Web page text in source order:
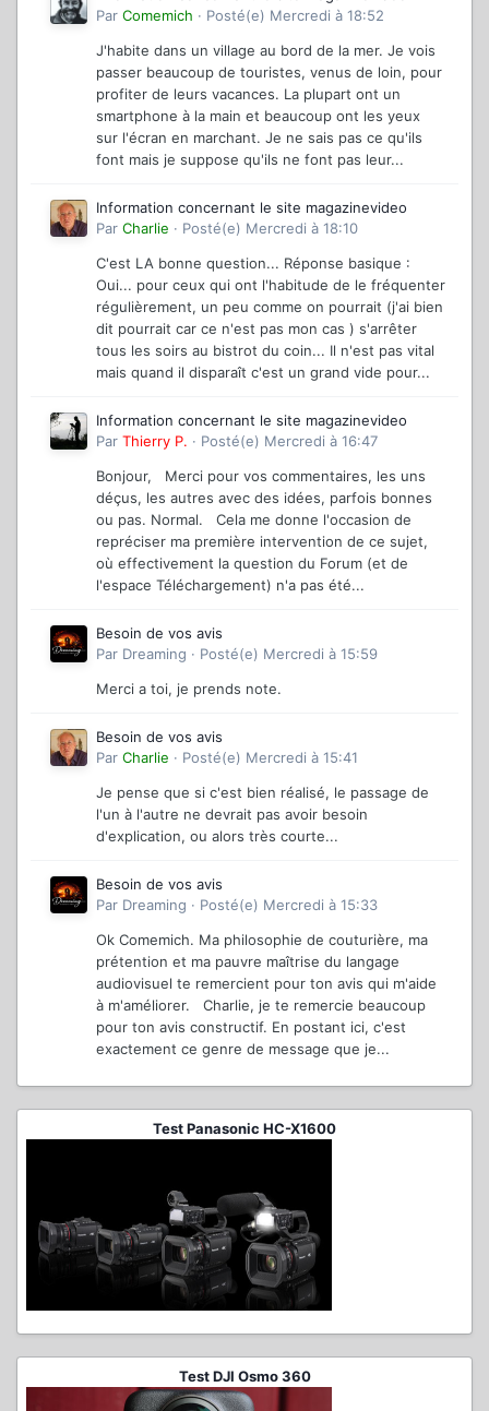
Par Comemich · Posté(e) Mercredi à 18:52
J'habite dans un village au bord de la mer. Je vois
passer beaucoup de touristes, venus de loin, pour
profiter de leurs vacances. La plupart ont un
smartphone à la main et beaucoup ont les yeux
sur l'écran en marchant. Je ne sais pas ce qu'ils
font mais je suppose qu'ils ne font pas leur...
Information concernant le site magazinevideo
Par Charlie · Posté(e) Mercredi à 18:10
C'est LA bonne question... Réponse basique :
Oui... pour ceux qui ont l'habitude de le fréquenter
régulièrement, un peu comme on pourrait (j'ai bien
dit pourrait car ce n'est pas mon cas ) s'arrêter
tous les soirs au bistrot du coin... Il n'est pas vital
mais quand il disparaît c'est un grand vide pour...
Information concernant le site magazinevideo
Par Thierry P. · Posté(e) Mercredi à 16:47
Bonjour, Merci pour vos commentaires, les uns
déçus, les autres avec des idées, parfois bonnes
ou pas. Normal. Cela me donne l'occasion de
repréciser ma première intervention de ce sujet,
où effectivement la question du Forum (et de
l'espace Téléchargement) n'a pas été...
Besoin de vos avis
Par Dreaming · Posté(e) Mercredi à 15:59
Merci a toi, je prends note.
Besoin de vos avis
Par Charlie · Posté(e) Mercredi à 15:41
Je pense que si c'est bien réalisé, le passage de
l'un à l'autre ne devrait pas avoir besoin
d'explication, ou alors très courte...
Besoin de vos avis
Par Dreaming · Posté(e) Mercredi à 15:33
Ok Comemich. Ma philosophie de couturière, ma
prétention et ma pauvre maîtrise du langage
audiovisuel te remercient pour ton avis qui m'aide
à m'améliorer. Charlie, je te remercie beaucoup
pour ton avis constructif. En postant ici, c'est
exactement ce genre de message que je...
Test Panasonic HC-X1600
Test DJI Osmo 360